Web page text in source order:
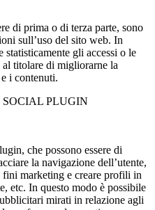
di prima o di terza parte, sono
sull’uso del sito web. In
gli accessi o le
al titolare di migliorarne la
i contenuti.
PLUGIN
che possono essere di
la navigazione dell’utente,
marketing e creare profili in
etc. In questo modo è possibile
mirati in relazione agli